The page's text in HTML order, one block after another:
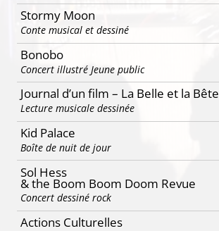
Stormy Moon
Conte musical et dessiné
Bonobo
Concert illustré Jeune public
Journal d’un film – La Belle et la Bête
Lecture musicale dessinée
Kid Palace
Boîte de nuit de jour
Sol Hess
& the Boom Boom Doom Revue
Concert dessiné rock
Actions Culturelles